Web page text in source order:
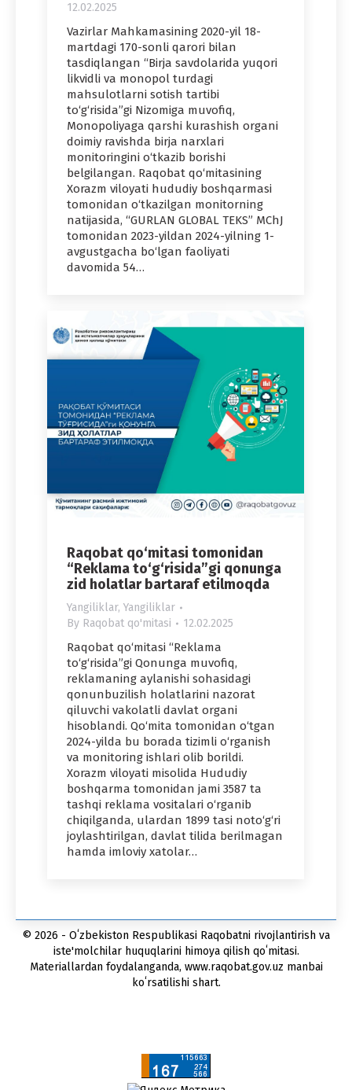
12.02.2025
Vazirlar Mahkamasining 2020-yil 18-
martdagi 170-sonli qarori bilan
tasdiqlangan “Birja savdolarida yuqori
likvidli va monopol turdagi
mahsulotlarni sotish tartibi
to‘g‘risida”gi Nizomiga muvofiq,
Monopoliyaga qarshi kurashish organi
doimiy ravishda birja narxlari
monitoringini o‘tkazib borishi
belgilangan. Raqobat qo‘mitasining
Xorazm viloyati hududiy boshqarmasi
tomonidan o‘tkazilgan monitorning
natijasida, “GURLAN GLOBAL TEKS” MChJ
tomonidan 2023-yildan 2024-yilning 1-
avgustgacha bo‘lgan faoliyati
davomida 54…
Raqobat qo‘mitasi tomonidan
“Reklama to‘g‘risida”gi qonunga
zid holatlar bartaraf etilmoqda
Yangiliklar, Yangiliklar
By Raqobat qo'mitasi 12.02.2025
Raqobat qo‘mitasi “Reklama
to‘g‘risida”gi Qonunga muvofiq,
reklamaning aylanishi sohasidagi
qonunbuzilish holatlarini nazorat
qiluvchi vakolatli davlat organi
hisoblandi. Qo‘mita tomonidan o‘tgan
2024-yilda bu borada tizimli o‘rganish
va monitoring ishlari olib borildi.
Xorazm viloyati misolida Hududiy
boshqarma tomonidan jami 3587 ta
tashqi reklama vositalari o‘rganib
chiqilganda, ulardan 1899 tasi noto‘g‘ri
joylashtirilgan, davlat tilida berilmagan
hamda imloviy xatolar…
© 2026 - Oʻzbekiston Respublikasi Raqobatni rivojlantirish va
iste'molchilar huquqlarini himoya qilish qoʻmitasi.
Materiallardan foydalanganda, www.raqobat.gov.uz manbai
koʻrsatilishi shart.